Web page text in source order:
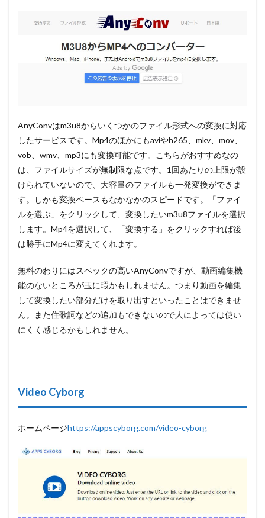
AnyConvはm3u8からいくつかのファイル形式への変換に対応
したサービスです。Mp4のほかにもaviやh265、mkv、mov、
vob、wmv、mp3にも変換可能です。こちらがおすすめなの
は、ファイルサイズが無制限な点です。1回あたりの上限が設
けられていないので、大容量のファイルも一発変換ができま
す。しかも変換ペースもなかなかのスピードです。
「ファイ
ルを選ぶ」 をクリックして、変換したいm3u8ファイルを選択
します。Mp4を選択して、
「変換する」 をクリックすれば後
は勝手にMp4に変えてくれます。
無料のわりにはスペックの高いAnyConvですが、動画編集機
能のないところが玉に瑕かもしれません。つまり動画を編集
して変換したい部分だけを取り出すといったことはできませ
ん。また住歌詞などの追加もできないので人によっては使い
にくく感じるかもしれません。
Video Cyborg
ホームページhttps://appscyborg.com/video-cyborg